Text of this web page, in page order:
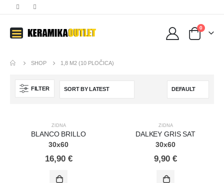
0
SHOP 1,8 M2 (10 PLOČICA)
FILTER
ZIDNA
BLANCO BRILLO
30x60
16,90 €
ZIDNA
DALKEY GRIS SAT
30x60
9,90 €